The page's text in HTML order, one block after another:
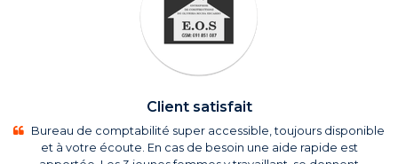
Client satisfait
Bureau de comptabilité super accessible, toujours disponible
et à votre écoute. En cas de besoin une aide rapide est